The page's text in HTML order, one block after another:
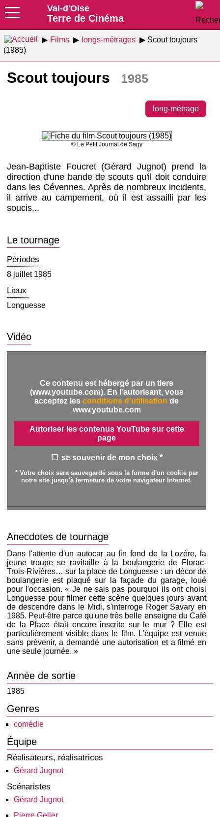
Val-d'Oise
Terre de Cinéma
Films longs-métrages
Scout toujours
(1985)
Scout toujours 1985
long-métrage
© Le Petit Journal de Sagy
Jean-Baptiste Foucret (Gérard Jugnot) prend la
direction d'une bande de scouts qu'il doit conduire
dans les Cévennes. Après de nombreux incidents,
il arrive au campement, où il est assailli par les
soucis...
Le tournage
Périodes
8 juillet 1985
Lieux
Longuesse
Vidéo
Ce contenu est hébergé par un tiers
(www.youtube.com). En l'autorisant, vous
acceptez les conditions d'utilisation de
www.youtube.com
Autoriser les contenus YouTube sur cette
page
se souvenir de mon choix *
* Votre choix sera sauvegardé sous la forme d'un cookie par
notre site jusqu'à fermeture de votre navigateur Internet.
Anecdotes de tournage
Dans l'attente d'un autocar au fin fond de la Lozère, la
jeune troupe se ravitaille à la boulangerie de Florac-
Trois-Rivières… sur la place de Longuesse : un décor de
boulangerie est plaqué sur la façade du garage, loué
pour l'occasion. « Je ne sais pas pourquoi ils ont choisi
Longuesse pour filmer cette scène quelques jours avant
de descendre dans le Midi, s'interroge Roger Savary en
1985. Peut-être parce qu'une très belle enseigne du Café
de la Place était encore inscrite sur le mur ? Elle est
particulièrement visible dans le film. L'équipe est venue
sans prévenir, a demandé une autorisation et a filmé en
une seule journée. »
Année de sortie
1985
Genres
comédie
Équipe
Réalisateurs, réalisatrices
Gérard Jugnot
Scénaristes
Gérard Jugnot
Pierre Geller